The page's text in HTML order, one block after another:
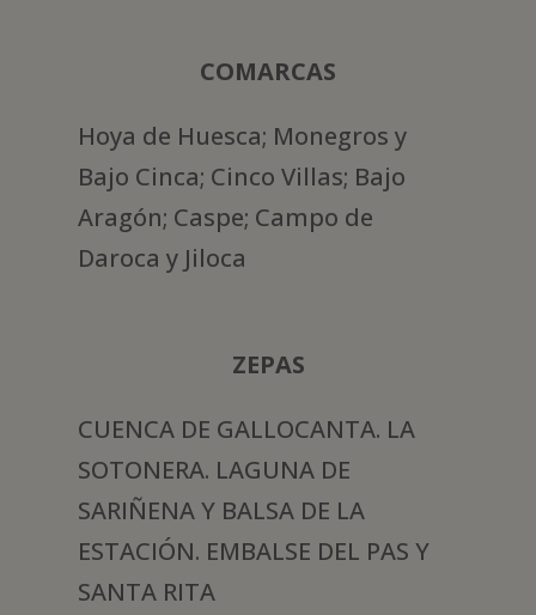
COMARCAS
Hoya de Huesca; Monegros y
Bajo Cinca; Cinco Villas; Bajo
Aragón; Caspe; Campo de
Daroca y Jiloca
ZEPAS
CUENCA DE GALLOCANTA. LA
SOTONERA. LAGUNA DE
SARIÑENA Y BALSA DE LA
ESTACIÓN. EMBALSE DEL PAS Y
SANTA RITA